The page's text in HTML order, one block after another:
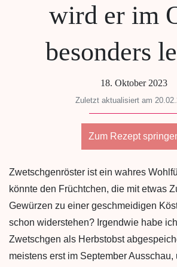
wird er im
besonders
18. Oktober 2023
Zuletzt aktualisiert am
Zum Rezept
Zwetschgenröster ist ein wahres
könnte den Früchtchen, die mit etwas
Gewürzen zu einer geschmeidigen
schon widerstehen? Irgendwie habe
Zwetschgen als Herbstobst
meistens erst im September Ausschau,